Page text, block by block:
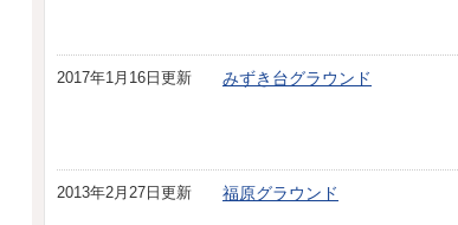
2017年1月16日更新 みずき台グラウンド
2013年2月27日更新 福原グラウンド